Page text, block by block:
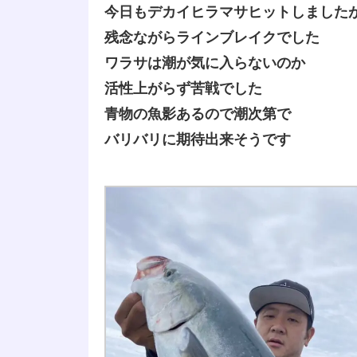
今日もデカイヒラマサヒットしました
残念ながらラインブレイクでした
ワラサは潮が気に入らないのか
活性上がらず苦戦でした
青物の魚影あるので潮次第で
バリバリに期待出来そうです